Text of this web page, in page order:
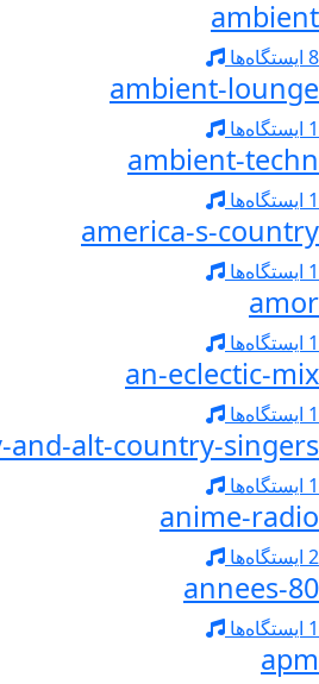
ambient
8 ایستگاه‌ها
ambient-lounge
1 ایستگاه‌ها
ambient-techn
1 ایستگاه‌ها
america-s-country
1 ایستگاه‌ها
amor
1 ایستگاه‌ها
an-eclectic-mix
1 ایستگاه‌ها
and-alt-country-singers
1 ایستگاه‌ها
anime-radio
2 ایستگاه‌ها
annees-80
1 ایستگاه‌ها
apm